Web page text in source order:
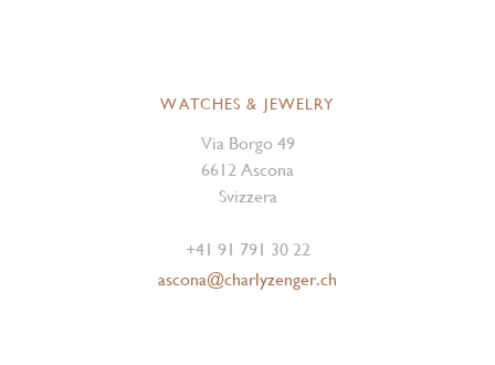
WATCHES & JEWELRY
Via Borgo 49
6612 Ascona
Svizzera
+41 91 791 30 22
ascona@charlyzenger.ch